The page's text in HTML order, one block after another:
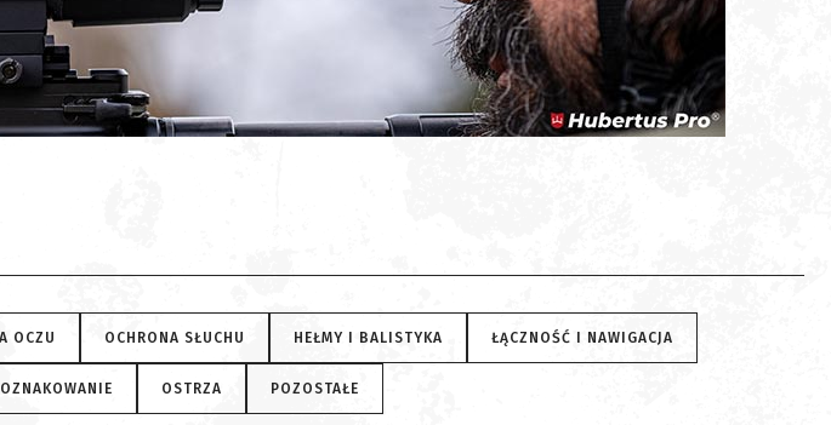
OCZU OCHRONA SŁUCHU HEŁMY I BALISTYKA ŁĄCZNOŚĆ I NAWIGACJA
OSTRZA POZOSTAŁE